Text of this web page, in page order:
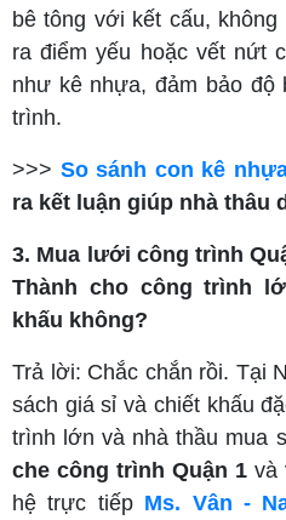
bê tông với kết cấu,
ra điểm yếu hoặc vết nứt
như kê nhựa, đảm bảo độ
trình.
>>> So sánh con kê
ra kết luận giúp nhà thâu
3. Mua lưới công trình
Thành cho công trình
khấu không?
Trả lời: Chắc chắn rồi. Tại
sách giá sỉ và chiết khấu
trình lớn và nhà thầu mua
che công trình Quận 1 và
hệ trực tiếp Ms. Vân -